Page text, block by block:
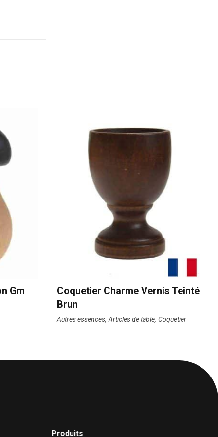
Gm
Coquetier Charme Vernis Teinté
Brun
Autres essences, Articles de table, Coquetier
Produits